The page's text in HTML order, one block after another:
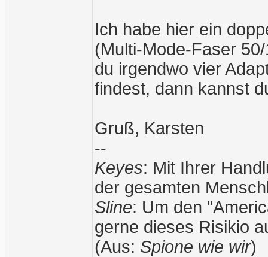
Ich habe hier ein
(Multi-Mode-Faser
du irgendwo vier
findest, dann kannst
Gruß, Karsten
--
Keyes: Mit Ihrer
der gesamten
Sline: Um den
gerne dieses Risikio
(Aus: Spione wie wir)